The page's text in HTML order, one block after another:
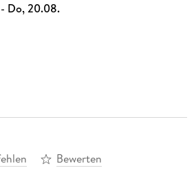
Do, 20.08.
Bewerten